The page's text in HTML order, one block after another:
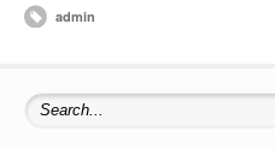
admin